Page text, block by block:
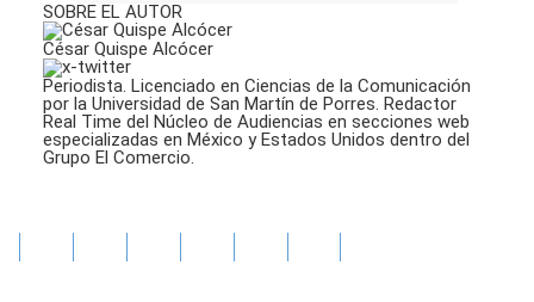
SOBRE EL AUTOR
César Quispe Alcócer
Periodista. Licenciado en Ciencias de la Comunicación
por la Universidad de San Martín de Porres. Redactor
Real Time del Núcleo de Audiencias en secciones web
especializadas en México y Estados Unidos dentro del
Grupo El Comercio.